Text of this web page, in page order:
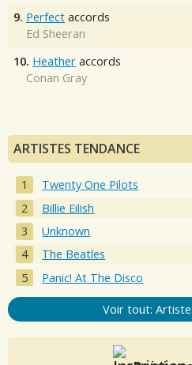
9. Perfect accords
Ed Sheeran
10. Heather accords
Conan Gray
ARTISTES TENDANCE
Twenty One Pilots
Billie Eilish
Unknown
The Beatles
Panic! At The Disco
Voir tout: